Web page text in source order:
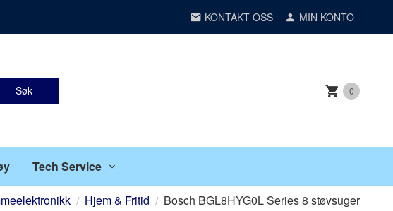
KONTAKT OSS MIN KONTO
Søk 0
Tech Service
Hjem & Fritid Bosch BGL8HYG0L Series 8 støvsuger